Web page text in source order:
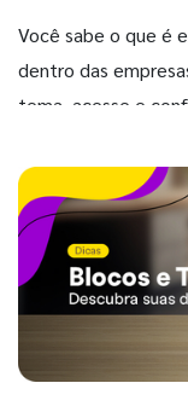
Você sabe o que é
dentro das
tema, acesse e